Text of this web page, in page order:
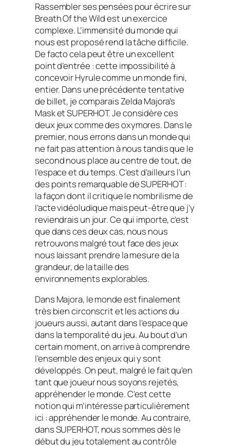
Rassembler ses pensées pour écrire sur
Breath Of the Wildest un exercice
complexe. L’immensité du monde qui
nous est proposé rend la tâche difficile.
De factocela peut être un excellent
point d’entrée : cette impossibilité à
concevoir Hyrule comme un monde fini,
entier. Dans une précédente tentative
de billet, je comparais Zelda Majora’s
Mask et SUPERHOT. Je considère ces
deux jeux comme des oxymores. Dans le
premier, nous errons dans un monde qui
ne fait pas attention à nous tandis que le
second nous place au centre de tout, de
l’espace et du temps. C’est d’ailleurs l’un
des points remarquable de SUPERHOT :
la façon dont il critique le nombrilisme de
l’acte vidéoludique mais peut-être que j’y
reviendrais un jour. Ce qui importe, c’est
que dans ces deux cas, nous nous
retrouvons malgré tout face des jeux
nous laissant prendre la mesure de la
grandeur, de la taille des
environnements explorables.
Dans Majora, le monde est finalement
très bien circonscrit et les actions du
joueurs aussi, autant dans l’espace que
dans la temporalité du jeu. Au bout d’un
certain moment, on arrive à comprendre
l’ensemble des enjeux qui y sont
développés. On peut, malgré le fait qu’en
tant que joueur nous soyons rejetés,
appréhender le monde. C’est cette
notion qui m’intéresse particulièrement
ici : appréhender le monde. Au contraire,
dans SUPERHOT, nous sommes dès le
début du jeu totalement au contrôle